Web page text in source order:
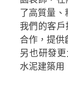
了高質量、
我們的客
合作，提供
另也研發
水泥建築用